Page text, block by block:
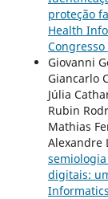
proteção
Health
Giovanni
Giancarlo
Júlia
Rubin
Mathias
Alexandre
digitais: